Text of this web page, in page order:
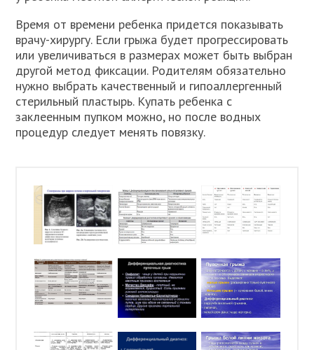
Время от времени ребенка придется показывать
врачу-хирургу. Если грыжа будет прогрессировать
или увеличиваться в размерах может быть выбран
другой метод фиксации. Родителям обязательно
нужно выбрать качественный и гипоаллергенный
стерильный пластырь. Купать ребенка с
заклеенным пупком можно, но после водных
процедур следует менять повязку.